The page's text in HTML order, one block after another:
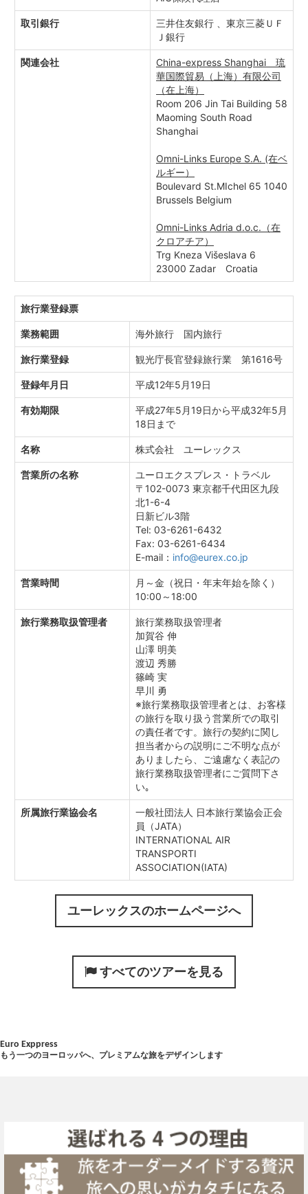
取引銀行
三井住友銀行 、東京三菱ＵＦ
Ｊ銀行
関連会社
China-express Shanghai 琉
華国際貿易（上海）有限公司
（在上海）
Room 206 Jin Tai Building 58
Maoming South Road
Shanghai
Omni-Links Europe S.A. (在ベ
ルギー）
Boulevard St.MIchel 65 1040
Brussels Belgium
Omni-Links Adria d.o.c.（在
クロアチア）
Trg Kneza Višeslava 6
23000 Zadar Croatia
旅行業登録票
業務範囲 海外旅行 国内旅行
旅行業登録 観光庁長官登録旅行業 第1616号
登録年月日 平成12年5月19日
有効期限
平成27年5月19日から平成32年5月
18日まで
名称 株式会社 ユーレックス
営業所の名称
ユーロエクスプレス・トラベル
〒102-0073 東京都千代田区九段
北1-6-4
日新ビル3階
Tel: 03-6261-6432
Fax: 03-6261-6434
E-mail： info@eurex.co.jp
営業時間
月～金（祝日・年末年始を除く）
10:00～18:00
旅行業務取扱管理者
旅行業務取扱管理者
加賀谷 伸
山澤 明美
渡辺 秀勝
篠崎 実
早川 勇
※旅行業務取扱管理者とは、お客様
の旅行を取り扱う営業所での取引
の責任者です。旅行の契約に関し
担当者からの説明にご不明な点が
ありましたら、ご遠慮なく表記の
旅行業務取扱管理者にご質問下さ
い｡
所属旅行業協会名
一般社団法人 日本旅行業協会正会
員（JATA）
INTERNATIONAL AIR
TRANSPORTI
ASSOCIATION(IATA)
ユーレックスのホームページへ
すべてのツアーを見る
Euro Exppress
もう一つのヨーロッパへ、プレミアムな旅をデザインします